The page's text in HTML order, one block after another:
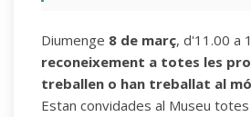
Diumenge 8 de març, d'11.00 a
reconeixement a totes les
treballen o han treballat al
Estan convidades al Museu